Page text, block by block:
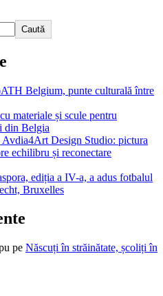
Caută
Belgium, punte culturală între
materiale și scule pentru
din Belgia
Design Studio: pictura
echilibru și reconectare
ediția a IV-a, a adus fotbalul
Bruxelles
pe Născuți în străinătate, școliți în